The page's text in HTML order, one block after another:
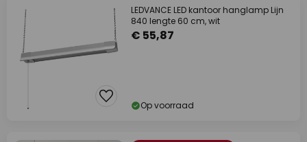
LEDVANCE LED kantoor hanglamp Lijn
840 lengte 60 cm, wit
€ 55,87
Op voorraad